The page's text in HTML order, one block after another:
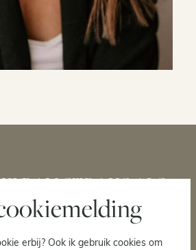
erbij? Ook ik gebruik cookies om
DAN STRAKS ALS